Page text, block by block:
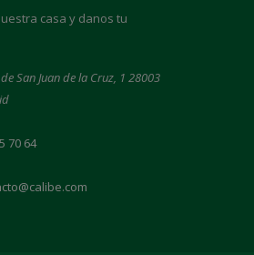
casa y danos tu
San Juan de la Cruz, 1 28003
70 64